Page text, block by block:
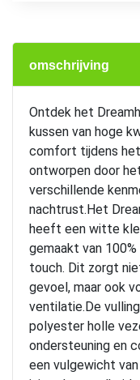
omschrijving
Ontdek het
kussen van hoge
comfort tijdens
ontworpen door
verschillende
nachtrust.Het
heeft een witte
gemaakt van
touch. Dit zorgt
gevoel, maar ook
ventilatie.De
polyester holle
ondersteuning en
een vulgewicht